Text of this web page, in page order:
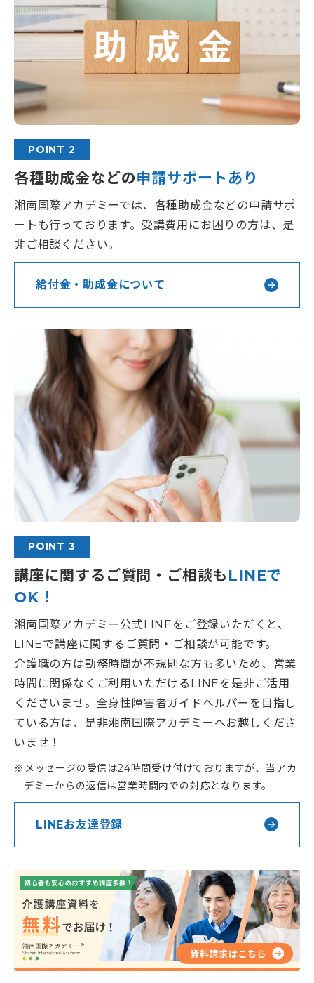
POINT 2
各種助成金などの申請サポートあり
湘南国際アカデミーでは、各種助成金などの申請サポ
ートも行っております。受講費用にお困りの方は、是
非ご相談ください。
給付金・助成金について
POINT 3
講座に関するご質問・ご相談も LINEで
OK！
湘南国際アカデミー公式LINEをご登録いただくと、
LINEで講座に関するご質問・ご相談が可能です。
介護職の方は勤務時間が不規則な方も多いため、営業
時間に関係なくご利用いただけるLINEを是非ご活用
くださいませ。全身性障害者ガイドヘルパーを目指し
ている方は、是非湘南国際アカデミーへお越しくださ
いませ！
メッセージの受信は24時間受け付けておりますが、当アカ
デミーからの返信は営業時間内での対応となります。
LINEお友達登録